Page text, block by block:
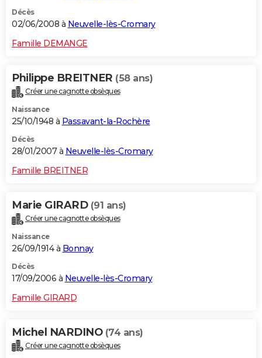
Décès
02/06/2008 à Neuvelle-lès-Cromary
Famille DEMANGE
Philippe BREITNER (58 ans)
Créer une cagnotte obsèques
Naissance
25/10/1948 à Passavant-la-Rochère
Décès
28/01/2007 à Neuvelle-lès-Cromary
Famille BREITNER
Marie GIRARD (91 ans)
Créer une cagnotte obsèques
Naissance
26/09/1914 à Bonnay
Décès
17/09/2006 à Neuvelle-lès-Cromary
Famille GIRARD
Michel NARDINO (74 ans)
Créer une cagnotte obsèques